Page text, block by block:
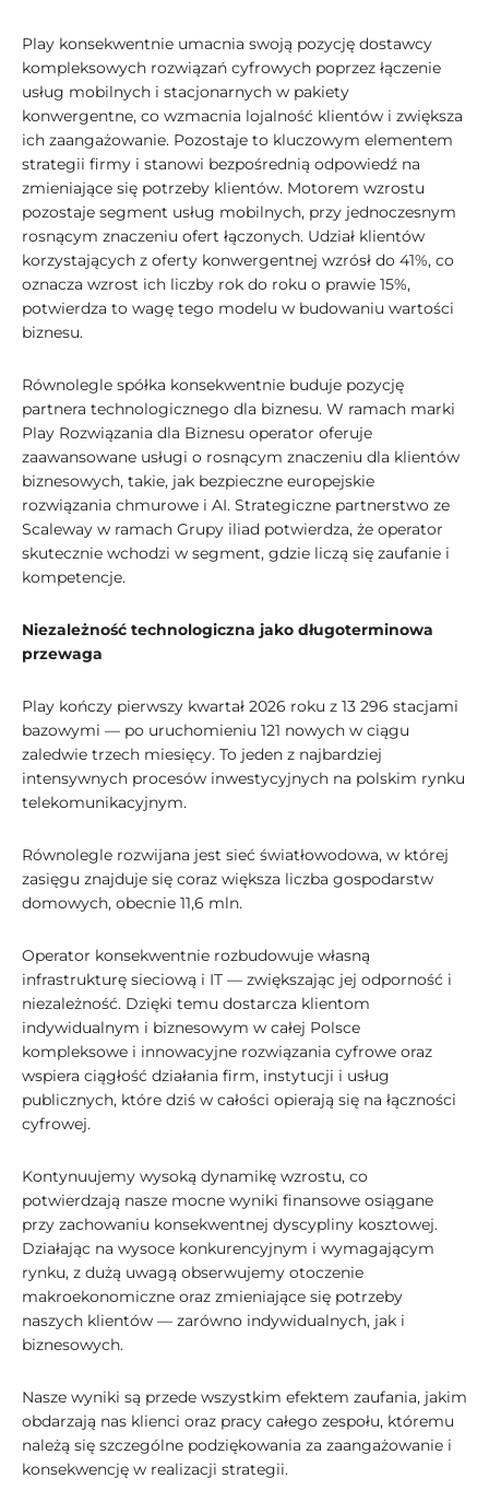
Play konsekwentnie umacnia swoją pozycję dostawcy
kompleksowych rozwiązań cyfrowych poprzez łączenie
usług mobilnych i stacjonarnych w pakiety
konwergentne, co wzmacnia lojalność klientów i zwiększa
ich zaangażowanie. Pozostaje to kluczowym elementem
strategii firmy i stanowi bezpośrednią odpowiedź na
zmieniające się potrzeby klientów. Motorem wzrostu
pozostaje segment usług mobilnych, przy jednoczesnym
rosnącym znaczeniu ofert łączonych. Udział klientów
korzystających z oferty konwergentnej wzrósł do 41%, co
oznacza wzrost ich liczby rok do roku o prawie 15%,
potwierdza to wagę tego modelu w budowaniu wartości
biznesu.
Równolegle spółka konsekwentnie buduje pozycję
partnera technologicznego dla biznesu. W ramach marki
Play Rozwiązania dla Biznesu operator oferuje
zaawansowane usługi o rosnącym znaczeniu dla klientów
biznesowych, takie, jak bezpieczne europejskie
rozwiązania chmurowe i AI. Strategiczne partnerstwo ze
Scaleway w ramach Grupy iliad potwierdza, że operator
skutecznie wchodzi w segment, gdzie liczą się zaufanie i
kompetencje.
Niezależność technologiczna jako długoterminowa
przewaga
Play kończy pierwszy kwartał 2026 roku z 13 296 stacjami
bazowymi — po uruchomieniu 121 nowych w ciągu
zaledwie trzech miesięcy. To jeden z najbardziej
intensywnych procesów inwestycyjnych na polskim rynku
telekomunikacyjnym.
Równolegle rozwijana jest sieć światłowodowa, w której
zasięgu znajduje się coraz większa liczba gospodarstw
domowych, obecnie 11,6 mln.
Operator konsekwentnie rozbudowuje własną
infrastrukturę sieciową i IT — zwiększając jej odporność i
niezależność. Dzięki temu dostarcza klientom
indywidualnym i biznesowym w całej Polsce
kompleksowe i innowacyjne rozwiązania cyfrowe oraz
wspiera ciągłość działania firm, instytucji i usług
publicznych, które dziś w całości opierają się na łączności
cyfrowej.
Kontynuujemy wysoką dynamikę wzrostu, co
potwierdzają nasze mocne wyniki finansowe osiągane
przy zachowaniu konsekwentnej dyscypliny kosztowej.
Działając na wysoce konkurencyjnym i wymagającym
rynku, z dużą uwagą obserwujemy otoczenie
makroekonomiczne oraz zmieniające się potrzeby
naszych klientów — zarówno indywidualnych, jak i
biznesowych.
Nasze wyniki są przede wszystkim efektem zaufania, jakim
obdarzają nas klienci oraz pracy całego zespołu, któremu
należą się szczególne podziękowania za zaangażowanie i
konsekwencję w realizacji strategii.